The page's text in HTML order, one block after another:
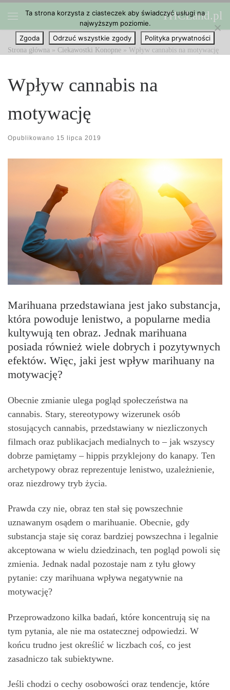
Przejdź do treści THCLand.pl
Strona główna » Ciekawostki Konopne » Wpływ cannabis na motywację
Wpływ cannabis na
motywację
Opublikowano 15 lipca 2019
Marihuana przedstawiana jest jako substancja,
która powoduje lenistwo, a popularne media
kultywują ten obraz. Jednak marihuana
posiada również wiele dobrych i pozytywnych
efektów. Więc, jaki jest wpływ marihuany na
motywację?
Obecnie zmianie ulega pogląd społeczeństwa na
cannabis. Stary, stereotypowy wizerunek osób
stosujących cannabis, przedstawiany w niezliczonych
filmach oraz publikacjach medialnych to – jak wszyscy
dobrze pamiętamy – hippis przyklejony do kanapy. Ten
archetypowy obraz reprezentuje lenistwo, uzależnienie,
oraz niezdrowy tryb życia.
Prawda czy nie, obraz ten stał się powszechnie
uznawanym osądem o marihuanie. Obecnie, gdy
substancja staje się coraz bardziej powszechna i legalnie
akceptowana w wielu dziedzinach, ten pogląd powoli się
zmienia. Jednak nadal pozostaje nam z tyłu głowy
pytanie: czy marihuana wpływa negatywnie na
motywację?
Przeprowadzono kilka badań, które koncentrują się na
tym pytania, ale nie ma ostatecznej odpowiedzi. W
końcu trudno jest określić w liczbach coś, co jest
zasadniczo tak subiektywne.
Jeśli chodzi o cechy osobowości oraz tendencje, które
Ta strona korzysta z ciasteczek aby świadczyć usługi na
najwyższym poziomie.
Zgoda
Odrzuć wszystkie zgody Polityka prywatności